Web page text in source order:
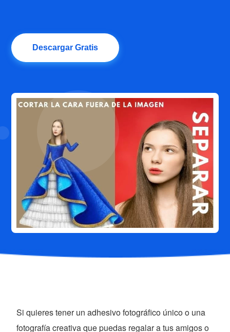
Descargar Gratis
Si quieres tener un adhesivo fotográfico único o una
fotografía creativa que puedas regalar a tus amigos o